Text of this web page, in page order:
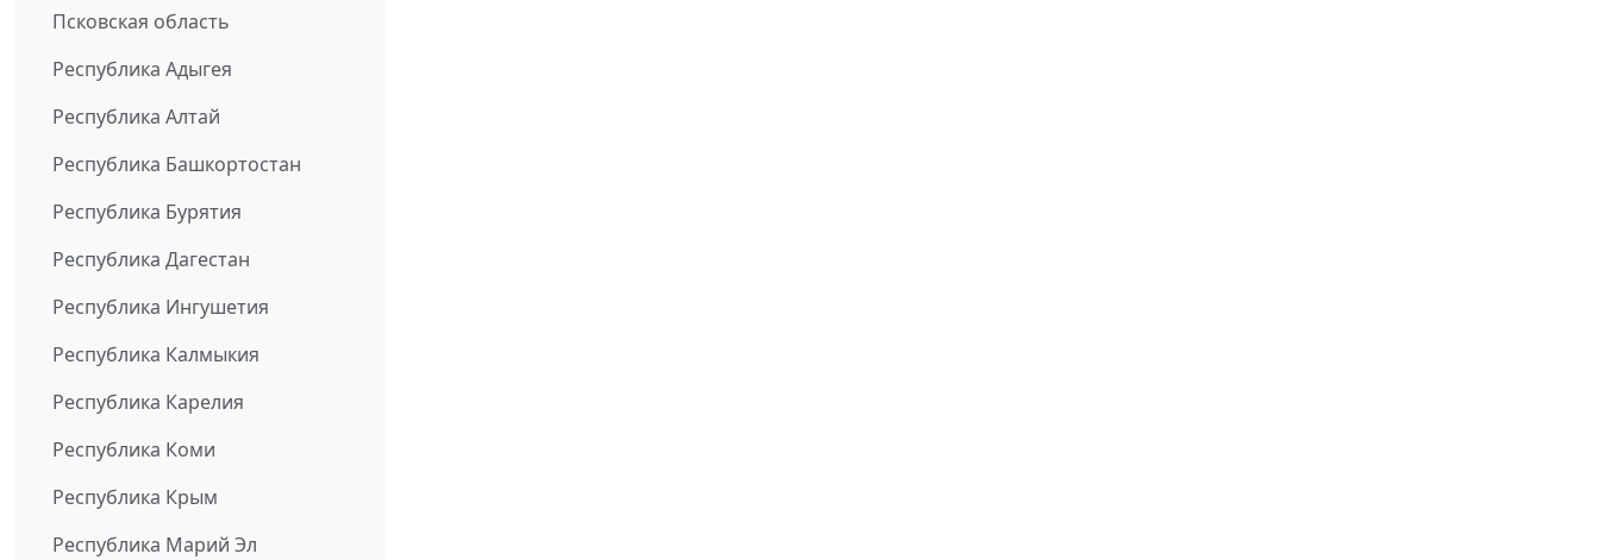
Псковская область
Республика Адыгея
Республика Алтай
Республика Башкортостан
Республика Бурятия
Республика Дагестан
Республика Ингушетия
Республика Калмыкия
Республика Карелия
Республика Коми
Республика Крым
Республика Марий Эл